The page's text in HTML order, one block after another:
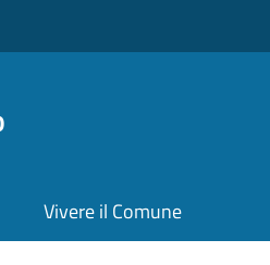
Vivere il Comune